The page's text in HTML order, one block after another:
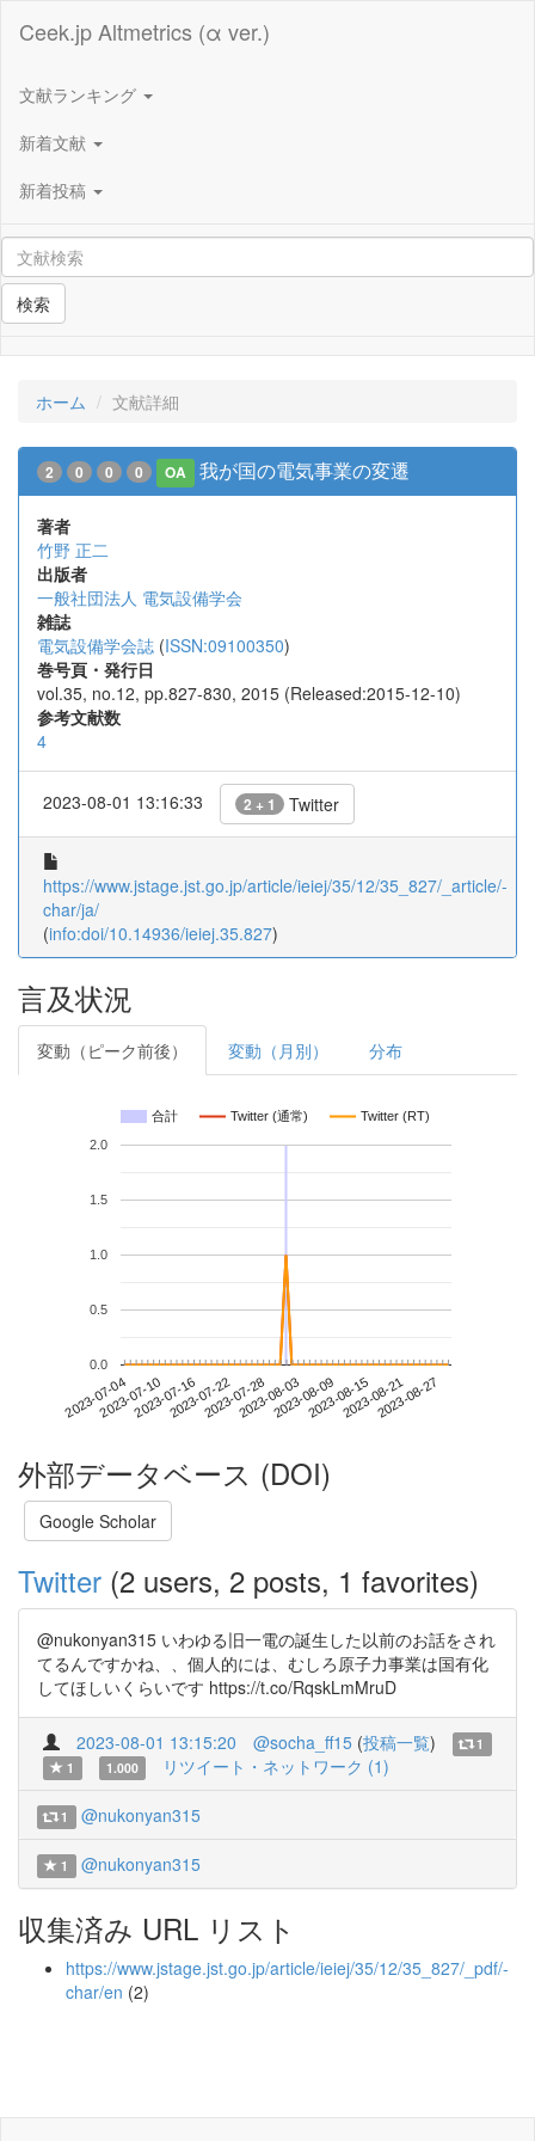
Ceek.jp Altmetrics (α ver.)
文献ランキング
新着文献
新着投稿
検索
ホーム 文献詳細
2 0 0 0 OA 我が国の電気事業の変遷
著者
竹野 正二
出版者
一般社団法人 電気設備学会
雑誌
電気設備学会誌 (ISSN:09100350)
巻号頁・発行日
vol.35, no.12, pp.827-830, 2015 (Released:2015-12-10)
参考文献数
4
2023-08-01 13:16:33 2 + 1 Twitter
https://www.jstage.jst.go.jp/article/ieiej/35/12/35_827/_article/-
char/ja/
(info:doi/10.14936/ieiej.35.827)
言及状況
変動（ピーク前後） 変動（月別） 分布
合計 Twitter (通常) Twitter (RT)
2023-07-042023-07-102023-07-162023-07-222023-07-282023-08-032023-08-092023-08-152023-08-212023-08-27
0.0
0.5
1.0
1.5
2.0
外部データベース (DOI)
Google Scholar
Twitter (2 users, 2 posts, 1 favorites)
@nukonyan315 いわゆる旧一電の誕生した以前のお話をされ
てるんですかね、、個人的には、むしろ原子力事業は国有化
してほしいくらいです https://t.co/RqskLmMruD
2023-08-01 13:15:20 @socha_ff15 (投稿一覧)
1
1
1.000 リツイート・ネットワーク (1)
1 @nukonyan315
1 @nukonyan315
収集済み URL リスト
https://www.jstage.jst.go.jp/article/ieiej/35/12/35_827/_pdf/-
char/en (2)